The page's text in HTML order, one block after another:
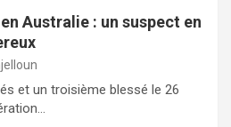
Australie : un suspect en
et un troisième blessé le 26